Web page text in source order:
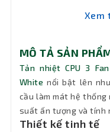
Tính
năng
chính
Làm
Kích
396 x
Xem
MÔ TẢ SẢN
Tản nhiệt CPU 3 Fan
White nổi bật lên
cầu làm mát hệ thống
suất ấn tượng và tính
Thiết kế tinh tế